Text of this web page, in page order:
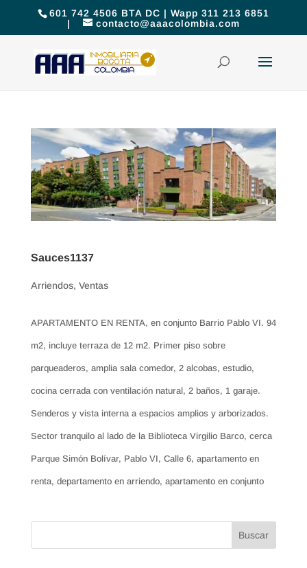
601 742 4506 BTA DC | Wapp 311 213 6851
|
contacto@aaacolombia.com
Sauces1137
Arriendos, Ventas
APARTAMENTO EN RENTA, en conjunto Barrio Pablo VI. 94
m2, incluye terraza de 12 m2. Primer piso sobre
parqueaderos, amplia sala comedor, 2 alcobas, estudio,
cocina cerrada con ventilación natural, 2 baños, 1 garaje.
Senderos y vista interna a espacios amplios y arborizados.
Sector tranquilo al lado de la Biblioteca Virgilio Barco, cerca
Parque Simón Bolívar, Pablo VI, Calle 6, apartamento en
renta, departamento en arriendo, apartamento en conjunto